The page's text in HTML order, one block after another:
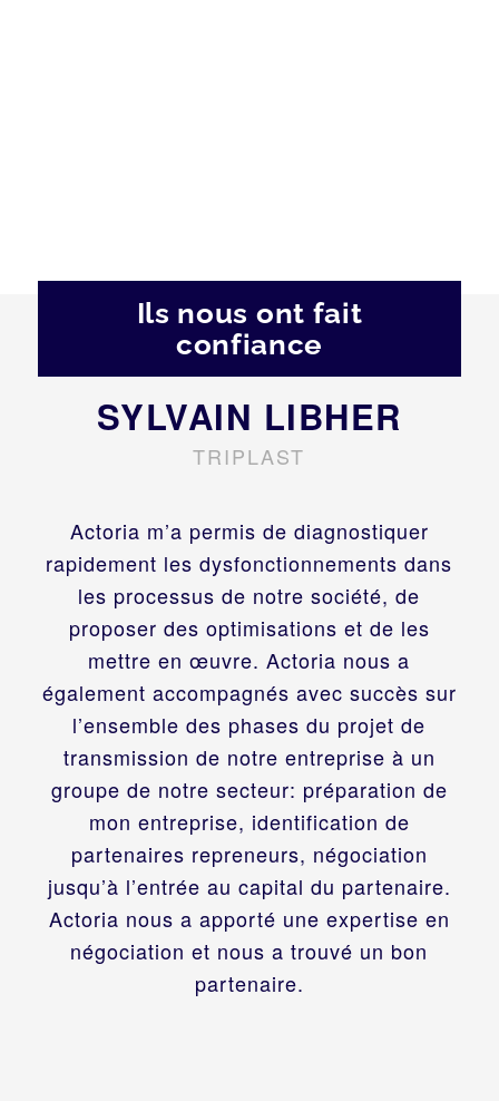
Ils nous ont fait
confiance
Actoria m’a permis de diagnostiquer
rapidement les dysfonctionnements dans
les processus de notre société, de
proposer des optimisations et de les
mettre en œuvre. Actoria nous a
également accompagnés avec succès sur
l’ensemble des phases du projet de
transmission de notre entreprise à un
groupe de notre secteur: préparation de
mon entreprise, identification de
partenaires repreneurs, négociation
jusqu’à l’entrée au capital du partenaire.
Actoria nous a apporté une expertise en
négociation et nous a trouvé un bon
partenaire.
SYLVAIN LIBHER
TRIPLAST
Nous étions relativement pressés de
trouver une solution car ma santé se
détériorait rapidement. Le consultant de
Actoria m’a permis de mener avec succès
le projet de vente de mon entreprise. Son
action a été prépondérante pour mener à
bien ce projet délicat car très impliquant
pour l’ensemble de nos activités au
quotidien. Ce projet me tenait à cœur et
devenait de plus en plus nécessaire.
L’impulsion donnée par Actoria a été
décisive pour le réaliser.
OLIVIER DE BELLEVUE
BREHM